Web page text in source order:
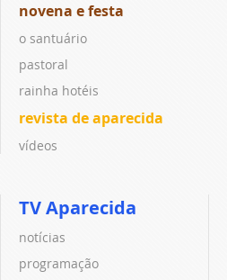
novena e festa
o santuário
pastoral
rainha hotéis
revista de aparecida
vídeos
TV Aparecida
notícias
programação